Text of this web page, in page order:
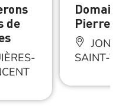
de
Pierre-
SAINT-